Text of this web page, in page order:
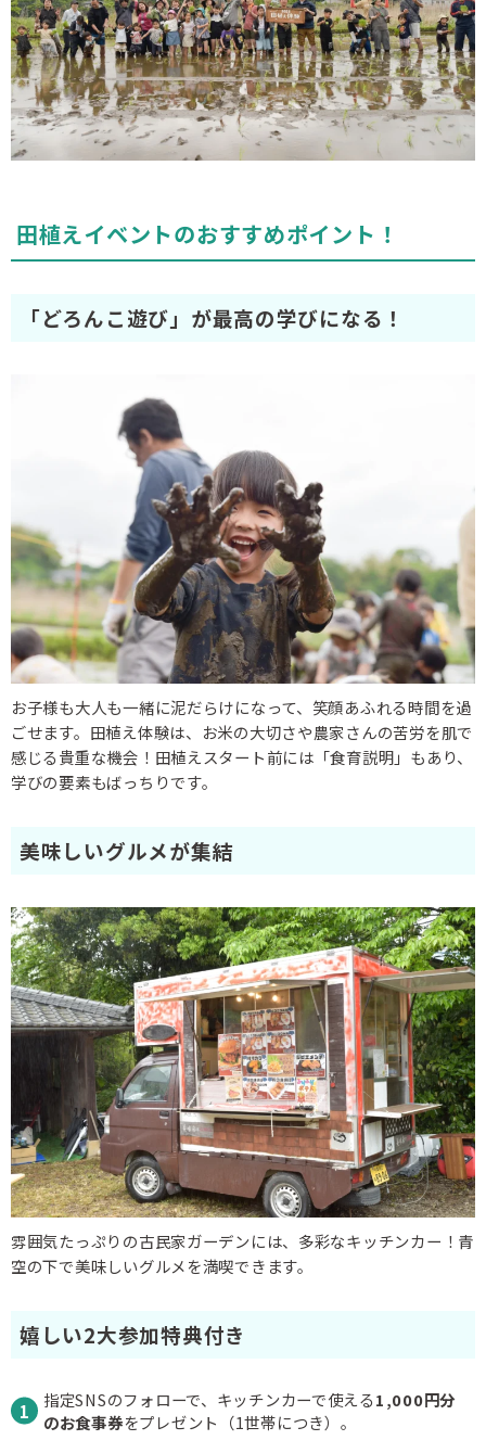
田植えイベントのおすすめポイント！
「どろんこ遊び」が最高の学びになる！
お子様も大人も一緒に泥だらけになって、笑顔あふれる時間を過
ごせます。田植え体験は、お米の大切さや農家さんの苦労を肌で
感じる貴重な機会！田植えスタート前には「食育説明」もあり、
学びの要素もばっちりです。
美味しいグルメが集結
雰囲気たっぷりの古民家ガーデンには、多彩なキッチンカー！青
空の下で美味しいグルメを満喫できます。
嬉しい2大参加特典付き
指定SNSのフォローで、キッチンカーで使える1,000円分
のお食事券をプレゼント（1世帯につき）。